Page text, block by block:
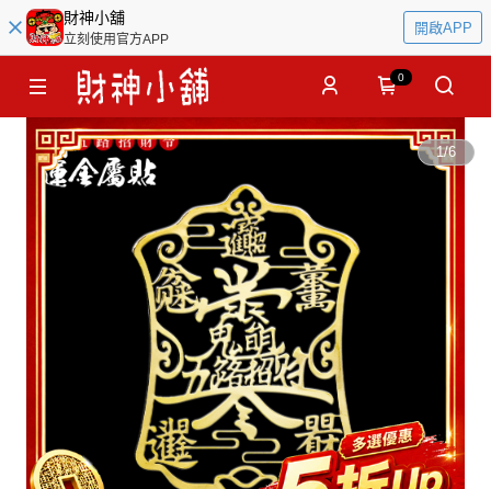
財神小舖
立刻使用官方APP
開啟APP
0
1/6